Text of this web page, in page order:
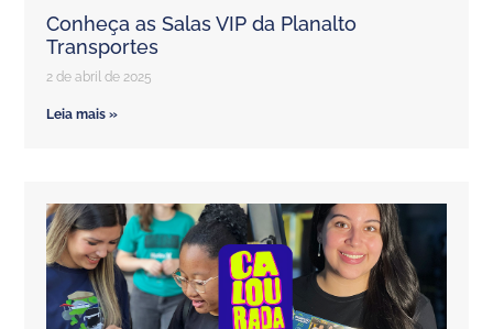
Conheça as Salas VIP da Planalto
Transportes
2 de abril de 2025
Leia mais »